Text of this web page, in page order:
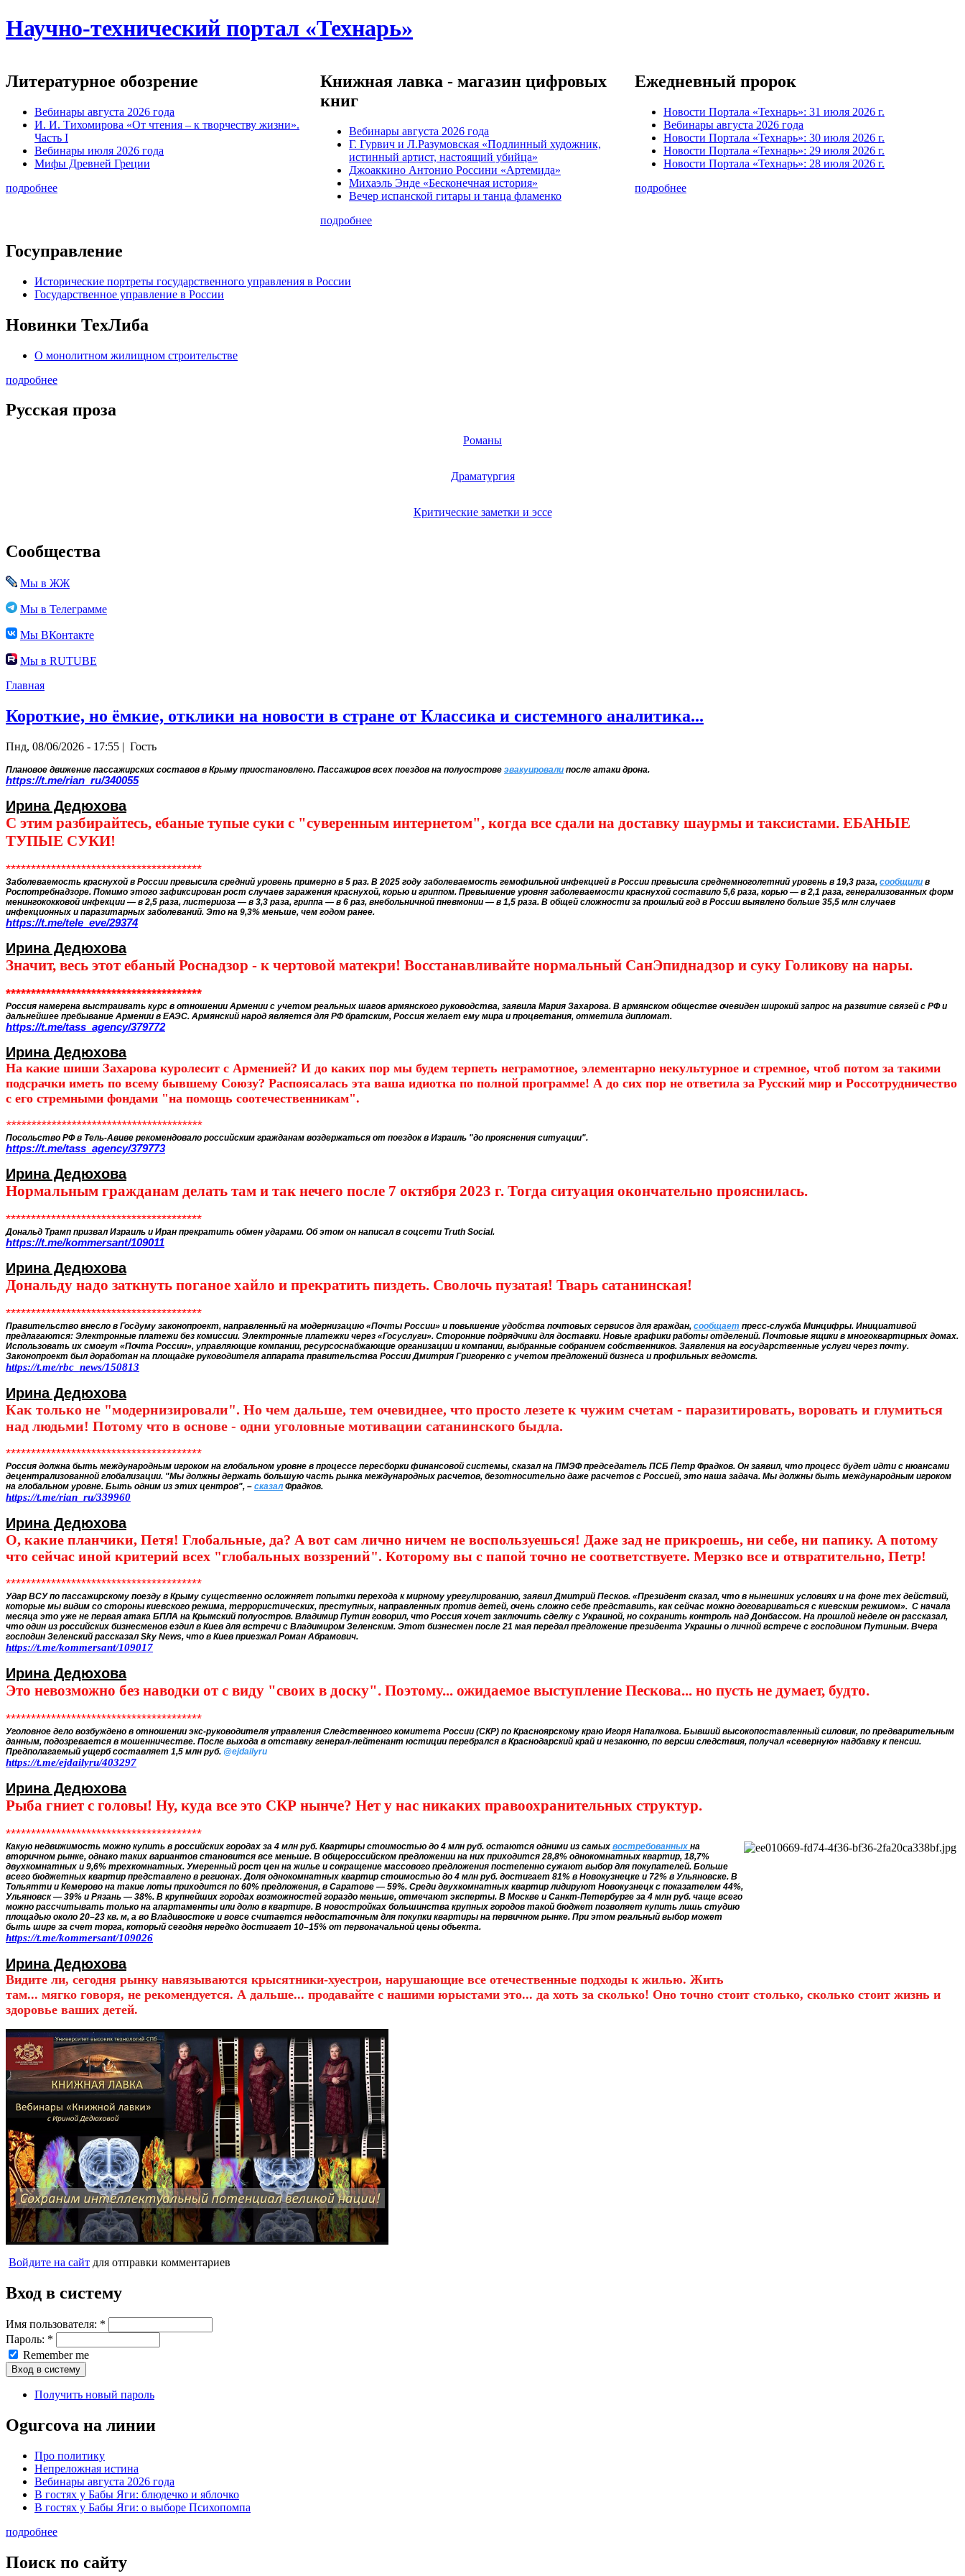
Научно-технический портал «Технарь»
Литературное обозрение
Вебинары августа 2026 года
И. И. Тихомирова «От чтения – к творчеству жизни».
Часть I
Вебинары июля 2026 года
Мифы Древней Греции
подробнее
Книжная лавка - магазин цифровых
книг
Вебинары августа 2026 года
Г. Гурвич и Л.Разумовская «Подлинный художник,
истинный артист, настоящий убийца»
Джоаккино Антонио Россини «Артемида»
Михаэль Энде «Бесконечная история»
Вечер испанской гитары и танца фламенко
подробнее
Ежедневный пророк
Новости Портала «Технарь»: 31 июля 2026 г.
Вебинары августа 2026 года
Новости Портала «Технарь»: 30 июля 2026 г.
Новости Портала «Технарь»: 29 июля 2026 г.
Новости Портала «Технарь»: 28 июля 2026 г.
подробнее
Госуправление
Исторические портреты государственного управления в России
Государственное управление в России
Новинки ТехЛиба
О монолитном жилищном строительстве
подробнее
Русская проза
Романы
Драматургия
Критические заметки и эссе
Сообщества
Мы в ЖЖ
Мы в Телеграмме
Мы ВКонтакте
Мы в RUTUBE
Главная
Короткие, но ёмкие, отклики на новости в стране от Классика и системного аналитика...
Пнд, 08/06/2026 - 17:55 | Гость
Плановое движение пассажирских составов в Крыму приостановлено. Пассажиров всех поездов на полуострове эвакуировали после атаки дрона.
https://t.me/rian_ru/340055
Ирина Дедюхова
С этим разбирайтесь, ебаные тупые суки с "суверенным интернетом", когда все сдали на доставку шаурмы и таксистами. ЕБАНЫЕ
ТУПЫЕ СУКИ!
***************************************
Заболеваемость краснухой в России превысила средний уровень примерно в 5 раз. В 2025 году заболеваемость гемофильной инфекцией в России превысила среднемноголетний уровень в 19,3 раза, сообщили в
Роспотребнадзоре. Помимо этого зафиксирован рост случаев заражения краснухой, корью и гриппом. Превышение уровня заболеваемости краснухой составило 5,6 раза, корью — в 2,1 раза, генерализованных форм
менингококковой инфекции — в 2,5 раза, листериоза — в 3,3 раза, гриппа — в 6 раз, внебольничной пневмонии — в 1,5 раза. В общей сложности за прошлый год в России выявлено больше 35,5 млн случаев
инфекционных и паразитарных заболеваний. Это на 9,3% меньше, чем годом ранее.
https://t.me/tele_eve/29374
Ирина Дедюхова
Значит, весь этот ебаный Роснадзор - к чертовой матекри! Восстанавливайте нормальный СанЭпиднадзор и суку Голикову на нары.
***************************************
Россия намерена выстраивать курс в отношении Армении с учетом реальных шагов армянского руководства, заявила Мария Захарова. В армянском обществе очевиден широкий запрос на развитие связей с РФ и
дальнейшее пребывание Армении в ЕАЭС. Армянский народ является для РФ братским, Россия желает ему мира и процветания, отметила дипломат.
https://t.me/tass_agency/379772
Ирина Дедюхова
На какие шиши Захарова куролесит с Арменией? И до каких пор мы будем терпеть неграмотное, элементарно некультурное и стремное, чтоб потом за такими
подсрачки иметь по всему бывшему Союзу? Распоясалась эта ваша идиотка по полной программе! А до сих пор не ответила за Русский мир и Россотрудничество
с его стремными фондами "на помощь соотечественникам".
***************************************
Посольство РФ в Тель-Авиве рекомендовало российским гражданам воздержаться от поездок в Израиль "до прояснения ситуации".
https://t.me/tass_agency/379773
Ирина Дедюхова
Нормальным гражданам делать там и так нечего после 7 октября 2023 г. Тогда ситуация окончательно прояснилась.
***************************************
Дональд Трамп призвал Израиль и Иран прекратить обмен ударами. Об этом он написал в соцсети Truth Social.
https://t.me/kommersant/109011
Ирина Дедюхова
Дональду надо заткнуть поганое хайло и прекратить пиздеть. Сволочь пузатая! Тварь сатанинская!
***************************************
Правительство внесло в Госдуму законопроект, направленный на модернизацию «Почты России» и повышение удобства почтовых сервисов для граждан, сообщает пресс-служба Минцифры. Инициативой
предлагаются: Электронные платежи без комиссии. Электронные платежки через «Госуслуги». Сторонние подрядчики для доставки. Новые графики работы отделений. Почтовые ящики в многоквартирных домах.
Использовать их смогут «Почта России», управляющие компании, ресурсоснабжающие организации и компании, выбранные собранием собственников. Заявления на государственные услуги через почту.
Законопроект был доработан на площадке руководителя аппарата правительства России Дмитрия Григоренко с учетом предложений бизнеса и профильных ведомств.
https://t.me/rbc_news/150813
Ирина Дедюхова
Как только не "модернизировали". Но чем дальше, тем очевиднее, что просто лезете к чужим счетам - паразитировать, воровать и глумиться
над людьми! Потому что в основе - одни уголовные мотивации сатанинского быдла.
***************************************
Россия должна быть международным игроком на глобальном уровне в процессе пересборки финансовой системы, сказал на ПМЭФ председатель ПСБ Петр Фрадков. Он заявил, что процесс будет идти с нюансами
децентрализованной глобализации. "Мы должны держать большую часть рынка международных расчетов, безотносительно даже расчетов с Россией, это наша задача. Мы должны быть международным игроком
на глобальном уровне. Быть одним из этих центров", – сказалФрадков.
https://t.me/rian_ru/339960
Ирина Дедюхова
О, какие планчики, Петя! Глобальные, да? А вот сам лично ничем не воспользуешься! Даже зад не прикроешь, ни себе, ни папику. А потому
что сейчас иной критерий всех "глобальных воззрений". Которому вы с папой точно не соответствуете. Мерзко все и отвратительно, Петр!
***************************************
Удар ВСУ по пассажирскому поезду в Крыму существенно осложняет попытки перехода к мирному урегулированию, заявил Дмитрий Песков. «Президент сказал, что в нынешних условиях и на фоне тех действий,
которые мы видим со стороны киевского режима, террористических, преступных, направленных против детей, очень сложно себе представить, как сейчас можно договариваться с киевским режимом». С начала
месяца это уже не первая атака БПЛА на Крымский полуостров. Владимир Путин говорил, что Россия хочет заключить сделку с Украиной, но сохранить контроль над Донбассом. На прошлой неделе он рассказал,
что один из российских бизнесменов ездил в Киев для встречи с Владимиром Зеленским. Этот бизнесмен после 21 мая передал предложение президента Украины о личной встрече с господином Путиным. Вчера
господин Зеленский рассказал Skу News, что в Киев приезжал Роман Абрамович.
https://t.me/kommersant/109017
Ирина Дедюхова
Это невозможно без наводки от с виду "своих в доску". Поэтому... ожидаемое выступление Пескова... но пусть не думает, будто.
***************************************
Уголовное дело возбуждено в отношении экс-руководителя управления Следственного комитета России (СКР) по Красноярскому краю Игоря Напалкова. Бывший высокопоставленный силовик, по предварительным
данным, подозревается в мошенничестве. После выхода в отставку генерал-лейтенант юстиции перебрался в Краснодарский край и незаконно, по версии следствия, получал «северную» надбавку к пенсии.
Предполагаемый ущерб составляет 1,5 млн руб. @ejdailyru
https://t.me/ejdailyru/403297
Ирина Дедюхова
Рыба гниет с головы! Ну, куда все это СКР нынче? Нет у нас никаких правоохранительных структур.
***************************************
Какую недвижимость можно купить в российских городах за 4 млн руб. Квартиры стоимостью до 4 млн руб. остаются одними из самых востребованных на
вторичном рынке, однако таких вариантов становится все меньше. В общероссийском предложении на них приходится 28,8% однокомнатных квартир, 18,7%
двухкомнатных и 9,6% трехкомнатных. Умеренный рост цен на жилье и сокращение массового предложения постепенно сужают выбор для покупателей. Больше
всего бюджетных квартир представлено в регионах. Доля однокомнатных квартир стоимостью до 4 млн руб. достигает 81% в Новокузнецке и 72% в Ульяновске. В
Тольятти и Кемерово на такие лоты приходится по 60% предложения, в Саратове — 59%. Среди двухкомнатных квартир лидируют Новокузнецк с показателем 44%,
Ульяновск — 39% и Рязань — 38%. В крупнейших городах возможностей гораздо меньше, отмечают эксперты. В Москве и Санкт-Петербурге за 4 млн руб. чаще всего
можно рассчитывать только на апартаменты или долю в квартире. В новостройках большинства крупных городов такой бюджет позволяет купить лишь студию
площадью около 20–23 кв. м, а во Владивостоке и вовсе считается недостаточным для покупки квартиры на первичном рынке. При этом реальный выбор может
быть шире за счет торга, который сегодня нередко достигает 10–15% от первоначальной цены объекта.
https://t.me/kommersant/109026
Ирина Дедюхова
Видите ли, сегодня рынку навязываются крысятники-хуестрои, нарушающие все отечественные подходы к жилью. Жить
там... мягко говоря, не рекомендуется. А дальше... продавайте с нашими юрыстами это... да хоть за сколько! Оно точно стоит столько, сколько стоит жизнь и
здоровье ваших детей.
Войдите на сайт для отправки комментариев
Вход в систему
Имя пользователя: *
Пароль: *
Remember me
Получить новый пароль
Ogurcova на линии
Про политику
Непреложная истина
Вебинары августа 2026 года
В гостях у Бабы Яги: блюдечко и яблочко
В гостях у Бабы Яги: о выборе Психопомпа
подробнее
Поиск по сайту